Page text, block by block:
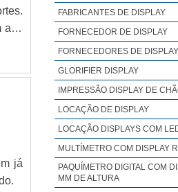
alta
já
FABRICANTES DE DISPLAY
FORNECEDOR DE DISPLAY
FORNECEDORES DE
GLORIFIER DISPLAY
IMPRESSÃO DISPLAY DE
LOCAÇÃO DE DISPLAY
LOCAÇÃO DISPLAYS COM
MULTÍMETRO COM DISPLAY
PAQUÍMETRO DIGITAL COM
MM DE ALTURA